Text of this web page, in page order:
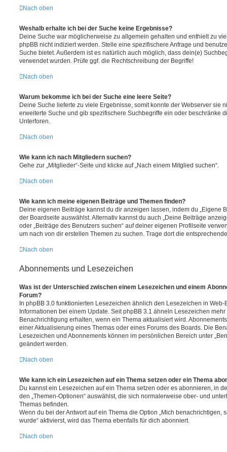
Nach oben
Weshalb erhalte ich bei der Suche keine Ergebnisse?
Deine Suche war möglicherweise zu allgemein gehalten und enthielt zu
phpBB nicht indiziert werden. Stelle eine spezifischere Anfrage und
Suche bietet. Außerdem ist es natürlich auch möglich, dass dein(e)
verwendet wurden. Prüfe ggf. die Rechtschreibung der Begriffe!
Nach oben
Warum bekomme ich bei der Suche eine leere Seite?
Deine Suche lieferte zu viele Ergebnisse, somit konnte der Webserver sie
erweiterte Suche und gib spezifischere Suchbegriffe ein oder beschränke
Unterforen.
Nach oben
Wie kann ich nach Mitgliedern suchen?
Gehe zur „Mitglieder“-Seite und klicke auf „Nach einem Mitglied suchen“.
Nach oben
Wie kann ich meine eigenen Beiträge und Themen finden?
Deine eigenen Beiträge kannst du dir anzeigen lassen, indem du „Eigene
der Boardseite auswählst. Alternativ kannst du auch „Deine Beiträge
oder „Beiträge des Benutzers suchen“ auf deiner eigenen Profilseite
um nach von dir erstellen Themen zu suchen. Trage dort die
Nach oben
Abonnements und Lesezeichen
Was ist der Unterschied zwischen einem Lesezeichen und einem
Forum?
In phpBB 3.0 funktionierten Lesezeichen ähnlich den Lesezeichen in
Informationen bei einem Update. Seit phpBB 3.1 ähneln Lesezeichen
Benachrichtigung erhalten, wenn ein Thema aktualisiert wird.
einer Aktualisierung eines Themas oder eines Forums des Boards. Die
Lesezeichen und Abonnements können im persönlichen Bereich unter
geändert werden.
Nach oben
Wie kann ich ein Lesezeichen auf ein Thema setzen oder ein Thema
Du kannst ein Lesezeichen auf ein Thema setzen oder es abonnieren, in
den „Themen-Optionen“ auswählst, die sich normalerweise ober- und
Themas befinden.
Wenn du bei der Antwort auf ein Thema die Option „Mich benachrichtigen,
wurde“ aktivierst, wird das Thema ebenfalls für dich abonniert.
Nach oben